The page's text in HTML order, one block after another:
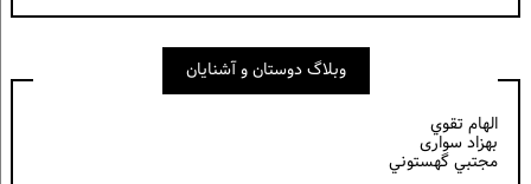
وبلاگ دوستان و آشنایان
الهام تقوي
بهزاد سواری
مجتبي گهستوني